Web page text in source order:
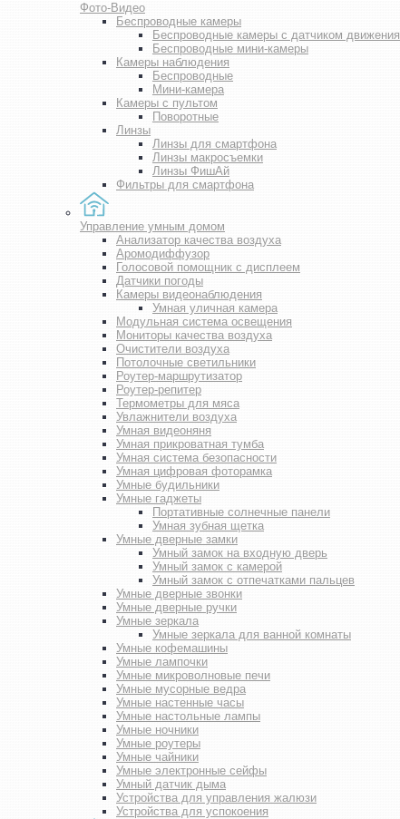
Фото-Видео
Беспроводные камеры
Беспроводные камеры с датчиком движения
Беспроводные мини-камеры
Камеры наблюдения
Беспроводные
Мини-камера
Камеры с пультом
Поворотные
Линзы
Линзы для смартфона
Линзы макросъемки
Линзы ФишАй
Фильтры для смартфона
Управление умным домом
Анализатор качества воздуха
Аромодиффузор
Голосовой помощник с дисплеем
Датчики погоды
Камеры видеонаблюдения
Умная уличная камера
Модульная система освещения
Мониторы качества воздуха
Очистители воздуха
Потолочные светильники
Роутер-маршрутизатор
Роутер-репитер
Термометры для мяса
Увлажнители воздуха
Умная видеоняня
Умная прикроватная тумба
Умная система безопасности
Умная цифровая фоторамка
Умные будильники
Умные гаджеты
Портативные солнечные панели
Умная зубная щетка
Умные дверные замки
Умный замок на входную дверь
Умный замок с камерой
Умный замок с отпечатками пальцев
Умные дверные звонки
Умные дверные ручки
Умные зеркала
Умные зеркала для ванной комнаты
Умные кофемашины
Умные лампочки
Умные микроволновые печи
Умные мусорные ведра
Умные настенные часы
Умные настольные лампы
Умные ночники
Умные роутеры
Умные чайники
Умные электронные сейфы
Умный датчик дыма
Устройства для управления жалюзи
Устройства для успокоения